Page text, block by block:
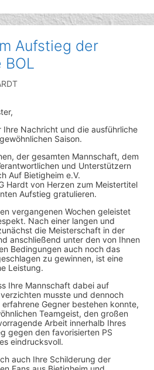
Aufstieg der
BOL
Ihre Nachricht und die ausführliche
Saison.
der gesamten Mannschaft, dem
und Unterstützern
Auf Bietigheim e.V.
Hardt von Herzen zum Meistertitel
Aufstieg gratulieren.
vergangenen Wochen geleistet
Nach einer langen und
die Meisterschaft in der
anschließend unter den von Ihnen
Bedingungen auch noch das
zu gewinnen, ist eine
Leistung.
Ihre Mannschaft dabei auf
musste und dennoch
Gegner bestehen konnte,
Teamgeist, den großen
Arbeit innerhalb Ihres
gegen den favorisierten PS
eindrucksvoll.
auch Ihre Schilderung der